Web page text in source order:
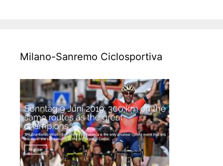
Milano-Sanremo Ciclosportiva